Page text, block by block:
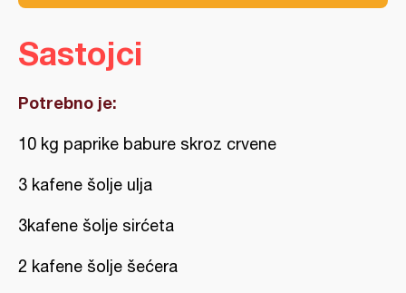
Sastojci
Potrebno je:
10 kg paprike babure skroz crvene
3 kafene šolje ulja
3kafene šolje sirćeta
2 kafene šolje šećera